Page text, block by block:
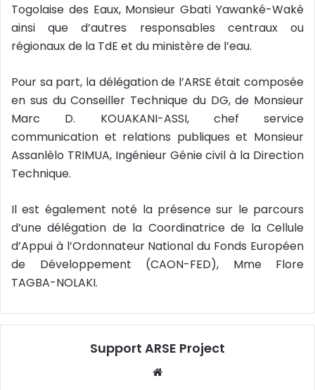
Togolaise des Eaux, Monsieur Gbati Yawanké-Waké
ainsi que d’autres responsables centraux ou
régionaux de la TdE et du ministère de l’eau.
Pour sa part, la délégation de l’ARSE était composée
en sus du Conseiller Technique du DG, de Monsieur
Marc D. KOUAKANI-ASSI, chef service
communication et relations publiques et Monsieur
Assanlèlo TRIMUA, Ingénieur Génie civil à la Direction
Technique.
Il est également noté la présence sur le parcours
d’une délégation de la Coordinatrice de la Cellule
d’Appui à l’Ordonnateur National du Fonds Européen
de Développement (CAON-FED), Mme Flore
TAGBA-NOLAKI.
Support ARSE Project